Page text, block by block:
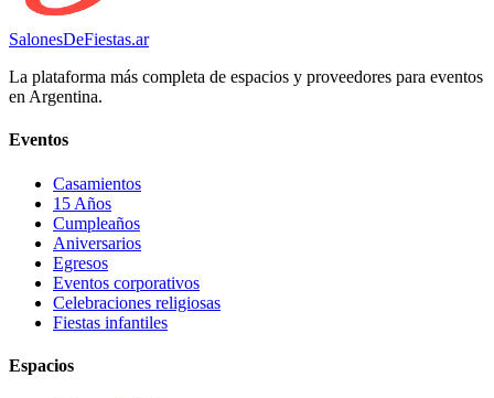
SalonesDeFiestas.ar
La plataforma más completa de espacios y proveedores para eventos
en Argentina.
Eventos
Casamientos
15 Años
Cumpleaños
Aniversarios
Egresos
Eventos corporativos
Celebraciones religiosas
Fiestas infantiles
Espacios